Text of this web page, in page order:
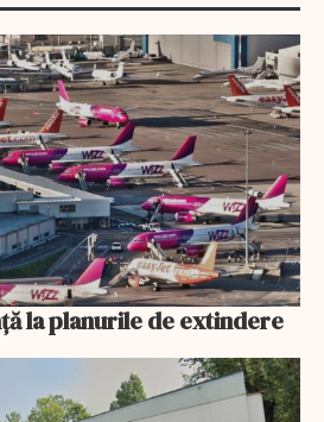
la planurile de extindere